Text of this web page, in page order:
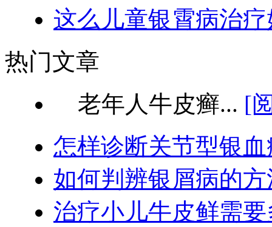
这么儿童银霄病治疗
热门文章
老年人牛皮癣... [
怎样诊断关节型银
如何判辨银屑病的
治疗小儿牛皮鲜需